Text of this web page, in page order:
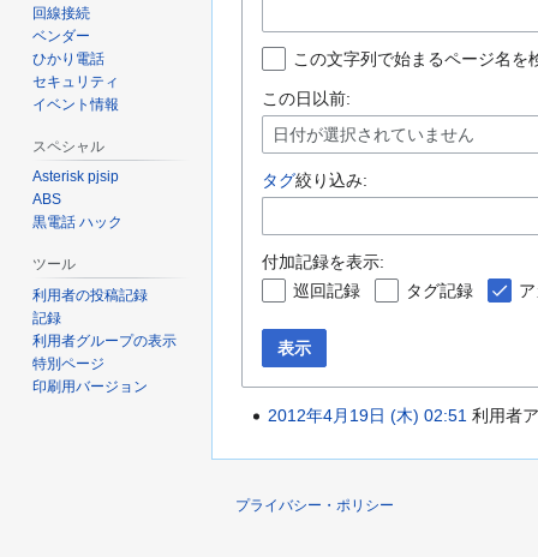
この文字列で始まるページ名を
この日以前:
日付が選択されていません
タグ絞り込み:
付加記録を表示:
巡回記録
タグ記録
表示
2012年4月19日 (木) 02:51 利用者
回線接続
ベンダー
ひかり電話
セキュリティ
イベント情報
スペシャル
Asterisk pjsip
ABS
黒電話 ハック
ツール
利用者の投稿記録
記録
利用者グループの表示
特別ページ
印刷用バージョン
プライバシー・ポリシー